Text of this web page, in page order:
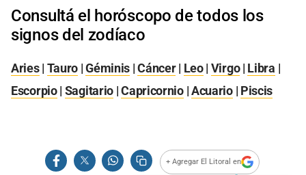
Consultá el horóscopo de todos los
signos del zodíaco
Aries| Tauro |Géminis |Cáncer| Leo| Virgo| Libra |
Escorpio| Sagitario |Capricornio|Acuario| Piscis
+ Agregar El Litoral en